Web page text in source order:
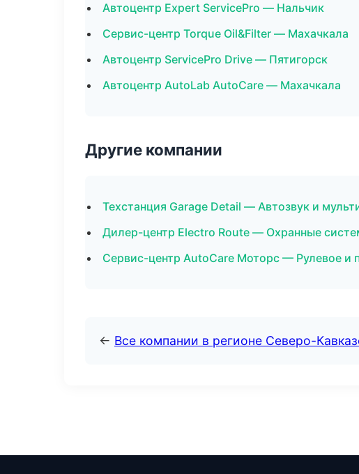
Автоцентр Expert ServicePro — Нальчик
Сервис-центр Torque Oil&Filter — Махачкала
Автоцентр ServicePro Drive — Пятигорск
Автоцентр AutoLab AutoCare — Махачкала
Другие компании
Техстанция Garage Detail — Автозвук и
Дилер-центр Electro Route — Охранные
Сервис-центр AutoCare Моторс — Рулевое и
← Все компании в регионе Северо-